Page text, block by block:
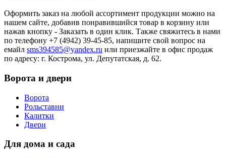
Оформить заказ на любой ассортимент продукции можно на
нашем сайте, добавив понравившийся товар в корзину или
нажав кнопку - Заказать в один клик. Также свяжитесь в нами
по телефону +7 (4942) 39-45-85, напишите свой вопрос на
емайл sms394585@yandex.ru или приезжайте в офис продаж
по адресу: г. Кострома, ул. Депутатская, д. 62.
Ворота и двери
Ворота
Рольставни
Калитки
Двери
Для дома и сада